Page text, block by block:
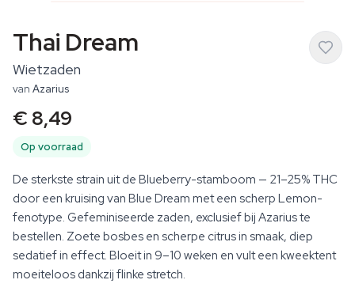
Thai Dream
Wietzaden
van Azarius
€ 8,49
Op voorraad
De sterkste strain uit de Blueberry-stamboom — 21–25% THC
door een kruising van Blue Dream met een scherp Lemon-
fenotype. Gefeminiseerde zaden, exclusief bij Azarius te
bestellen. Zoete bosbes en scherpe citrus in smaak, diep
sedatief in effect. Bloeit in 9–10 weken en vult een kweektent
moeiteloos dankzij flinke stretch.